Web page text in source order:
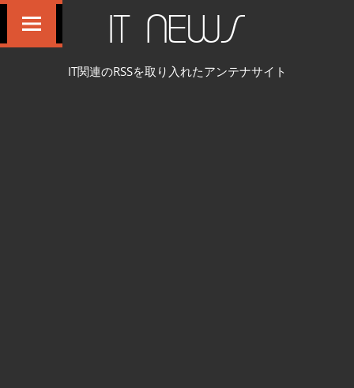
IT NEWS
IT関連のRSSを取り入れたアンテナサイト